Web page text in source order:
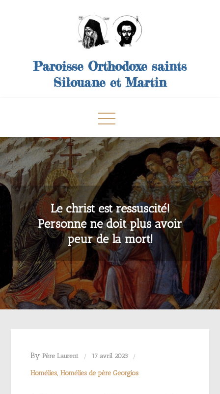
Paroisse Orthodoxe saints
Silouane et Martin
Le christ est ressuscité!
Personne ne doit plus avoir
peur de la mort!
ByPère Laurent 17 avril 2023
Homélies Homélies de père Georgios